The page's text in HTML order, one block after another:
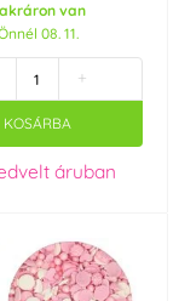
van
08. 11.
+
KOSÁRBA
áruban